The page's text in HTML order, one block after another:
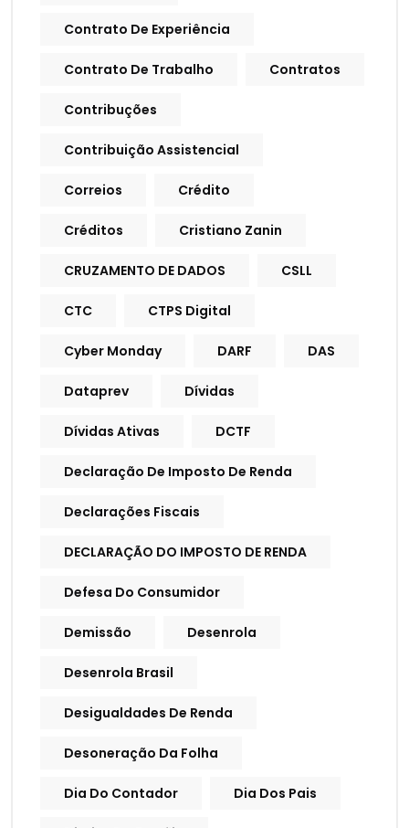
Contrato De Experiência
Contrato De Trabalho Contratos
Contribuções
Contribuição Assistencial
Correios Crédito
Créditos Cristiano Zanin
CRUZAMENTO DE DADOS CSLL
CTC CTPS Digital
Cyber Monday DARF DAS
Dataprev Dívidas
Dívidas Ativas DCTF
Declaração De Imposto De Renda
Declarações Fiscais
DECLARAÇÃO DO IMPOSTO DE RENDA
Defesa Do Consumidor
Demissão Desenrola
Desenrola Brasil
Desigualdades De Renda
Desoneração Da Folha
Dia Do Contador Dia Dos Pais